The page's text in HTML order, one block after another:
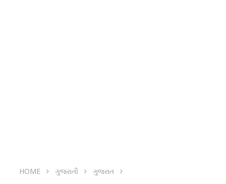
HOME ગુજરાતી
ગુજરાત